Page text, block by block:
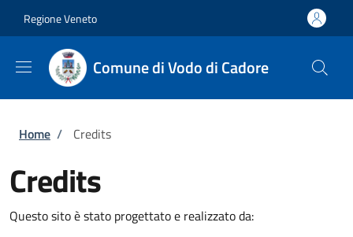
Regione Veneto
Comune di Vodo di Cadore
Briciole di pane
Home / Credits
Credits
Questo sito è stato progettato e realizzato da: